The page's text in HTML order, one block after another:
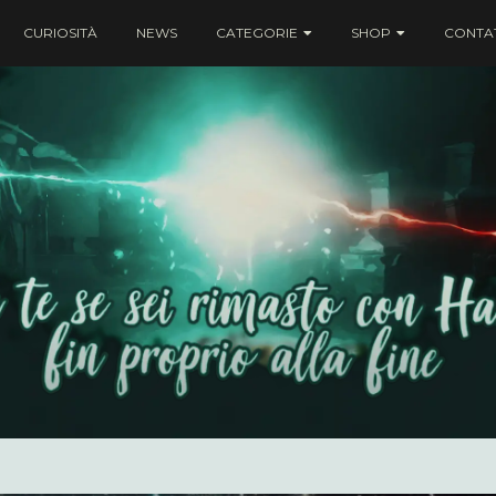
CURIOSITÀ NEWS CATEGORIE SHOP
rimasto con Harry